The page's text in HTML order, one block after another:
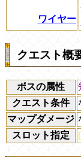
ワイヤー
クエスト概
ボスの属性
クエスト条件
マップダメージ
スロット指定